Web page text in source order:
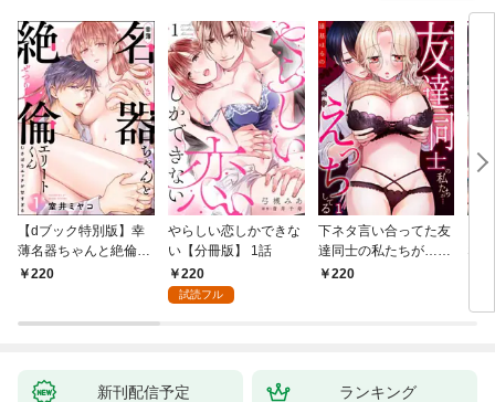
【dブック特別版】幸
薄名器ちゃんと絶倫エ
リートくん むさぼりエ
220
やらしい恋しかできな
い【分冊版】 1話
220
試読フル
下ネタ言い合ってた友
達同士の私たちが…一
晩中えっちしてる【TL
220
な
た
新刊配信予定 ランキング